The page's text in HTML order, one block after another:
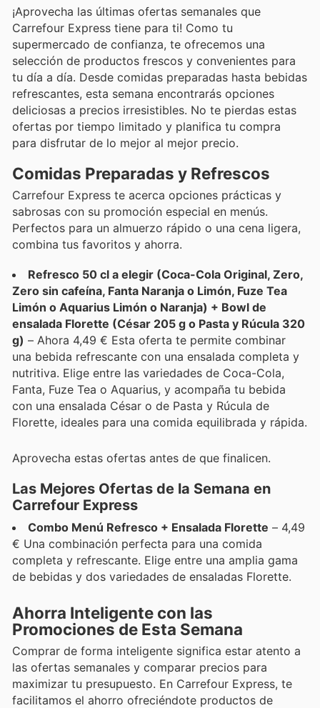
¡Aprovecha las últimas ofertas semanales que
Carrefour Express tiene para ti! Como tu
supermercado de confianza, te ofrecemos una
selección de productos frescos y convenientes para
tu día a día. Desde comidas preparadas hasta bebidas
refrescantes, esta semana encontrarás opciones
deliciosas a precios irresistibles. No te pierdas estas
ofertas por tiempo limitado y planifica tu compra
para disfrutar de lo mejor al mejor precio.
Comidas Preparadas y Refrescos
Carrefour Express te acerca opciones prácticas y
sabrosas con su promoción especial en menús.
Perfectos para un almuerzo rápido o una cena ligera,
combina tus favoritos y ahorra.
Refresco 50 cl a elegir (Coca-Cola Original, Zero,
Zero sin cafeína, Fanta Naranja o Limón, Fuze Tea
Limón o Aquarius Limón o Naranja) + Bowl de
ensalada Florette (César 205 g o Pasta y Rúcula 320
g) – Ahora 4,49 € Esta oferta te permite combinar
una bebida refrescante con una ensalada completa y
nutritiva. Elige entre las variedades de Coca-Cola,
Fanta, Fuze Tea o Aquarius, y acompaña tu bebida
con una ensalada César o de Pasta y Rúcula de
Florette, ideales para una comida equilibrada y rápida.
Aprovecha estas ofertas antes de que finalicen.
Las Mejores Ofertas de la Semana en
Carrefour Express
Combo Menú Refresco + Ensalada Florette – 4,49
€ Una combinación perfecta para una comida
completa y refrescante. Elige entre una amplia gama
de bebidas y dos variedades de ensaladas Florette.
Ahorra Inteligente con las
Promociones de Esta Semana
Comprar de forma inteligente significa estar atento a
las ofertas semanales y comparar precios para
maximizar tu presupuesto. En Carrefour Express, te
facilitamos el ahorro ofreciéndote productos de